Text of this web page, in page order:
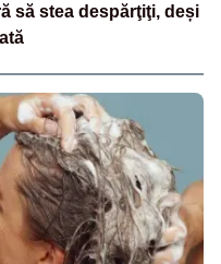
să stea despărţiţi, deși